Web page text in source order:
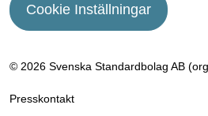
Cookie Inställningar
© 2026 Svenska Standardbolag AB
Presskontakt